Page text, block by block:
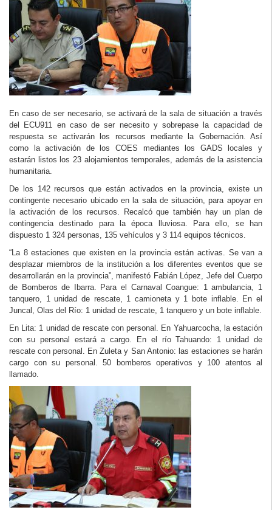
En caso de ser necesario, se activará de la sala de situación a través
del ECU911 en caso de ser necesito y sobrepase la capacidad de
respuesta se activarán los recursos mediante la Gobernación. Así
como la activación de los COES mediantes los GADS locales y
estarán listos los 23 alojamientos temporales, además de la asistencia
humanitaria.
De los 142 recursos que están activados en la provincia, existe un
contingente necesario ubicado en la sala de situación, para apoyar en
la activación de los recursos. Recalcó que también hay un plan de
contingencia destinado para la época lluviosa. Para ello, se han
dispuesto 1 324 personas, 135 vehículos y 3 114 equipos técnicos.
“La 8 estaciones que existen en la provincia están activas. Se van a
desplazar miembros de la institución a los diferentes eventos que se
desarrollarán en la provincia”, manifestó Fabián López, Jefe del Cuerpo
de Bomberos de Ibarra. Para el Carnaval Coangue: 1 ambulancia, 1
tanquero, 1 unidad de rescate, 1 camioneta y 1 bote inflable. En el
Juncal, Olas del Río: 1 unidad de rescate, 1 tanquero y un bote inflable.
En Lita: 1 unidad de rescate con personal. En Yahuarcocha, la estación
con su personal estará a cargo. En el río Tahuando: 1 unidad de
rescate con personal. En Zuleta y San Antonio: las estaciones se harán
cargo con su personal. 50 bomberos operativos y 100 atentos al
llamado.